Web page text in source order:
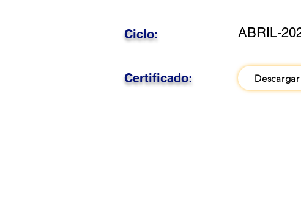
ABRIL-
Ciclo:
Certificado: Descargar